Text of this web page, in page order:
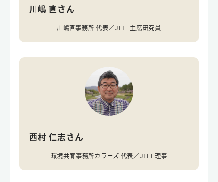
川嶋 直さん
川嶋直事務所 代表／JEEF主席研究員
西村 仁志さん
環境共育事務所カラーズ 代表／JEEF理事